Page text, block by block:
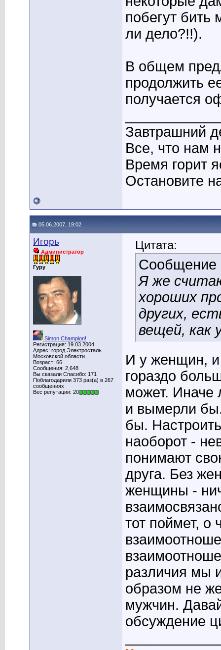
побегут бить
ли дело?!!).
В общем
продолжить
получается
Завтрашний
Все, что нам
Время горит
Остановите
05.06.2007, 19:02
Игорь
Администратор
Гуру
Simon Champion!
Регистрация: 19.03.2004
Адрес: город Электросталь
Московской области.
Возраст: 66
Сообщения: 2,648
Вы сказали Спасибо: 171
Поблагодарили 373 раз(а) в 267
сообщениях
Вес репутации: 20
Цитата:
Сообщение
Я же
хороших
других,
вещей, как
И у женщин,
гораздо
может. Иначе
и вымерли
бы.
наоборот -
понимают
друга. Без
женщины -
тот поймет, о
различия мы
образом не
мужчин.
обсуждение